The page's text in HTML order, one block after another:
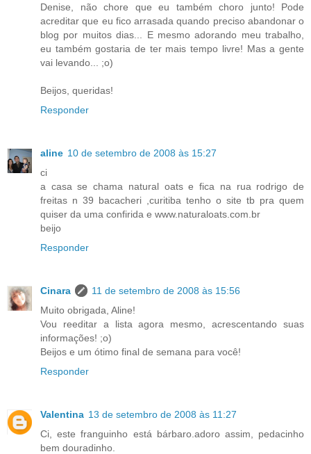
Denise, não chore que eu também choro junto! Pode
acreditar que eu fico arrasada quando preciso abandonar o
blog por muitos dias... E mesmo adorando meu trabalho,
eu também gostaria de ter mais tempo livre! Mas a gente
vai levando... ;o)
Beijos, queridas!
Responder
aline 10 de setembro de 2008 às 15:27
ci
a casa se chama natural oats e fica na rua rodrigo de
freitas n 39 bacacheri ,curitiba tenho o site tb pra quem
quiser da uma confirida e www.naturaloats.com.br
beijo
Responder
Cinara
11 de setembro de 2008 às 15:56
Muito obrigada, Aline!
Vou reeditar a lista agora mesmo, acrescentando suas
informações! ;o)
Beijos e um ótimo final de semana para você!
Responder
Valentina 13 de setembro de 2008 às 11:27
Ci, este franguinho está bárbaro.adoro assim, pedacinho
bem douradinho.